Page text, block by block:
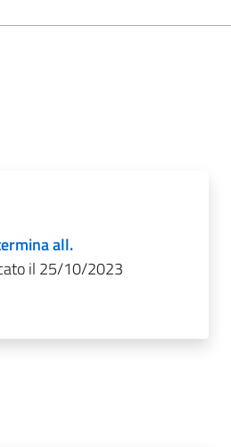
all.
il 25/10/2023